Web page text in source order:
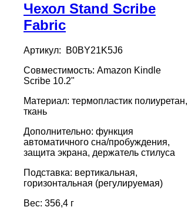
Чехол Stand Scribe
Fabric
Артикул: B0BY21K5J6
Совместимость: Amazon Kindle
Scribe 10.2"
Материал: термопластик полиуретан,
ткань
Дополнительно: функция
автоматичного сна/пробуждения,
защита экрана, держатель стилуса
Подставка: вертикальная,
горизонтальная (регулируемая)
Вес: 356,4 г